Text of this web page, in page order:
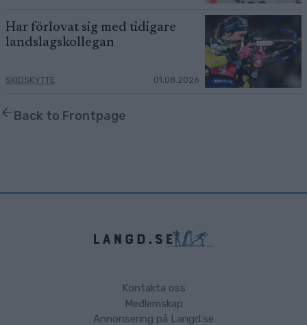
Har förlovat sig med tidigare
landslagskollegan
SKIDSKYTTE 01.08.2026
Back to Frontpage
Kontakta oss
Medlemskap
Annonsering på Langd.se